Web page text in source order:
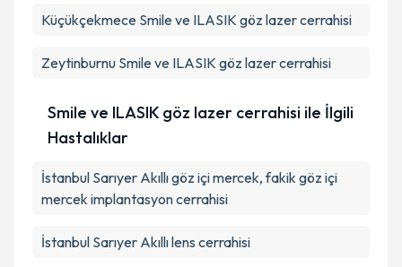
Küçükçekmece Smile ve ILASIK göz lazer cerrahisi
Zeytinburnu Smile ve ILASIK göz lazer cerrahisi
Smile ve ILASIK göz lazer cerrahisi ile İlgili
Hastalıklar
İstanbul Sarıyer Akıllı göz içi mercek, fakik göz içi
mercek implantasyon cerrahisi
İstanbul Sarıyer Akıllı lens cerrahisi